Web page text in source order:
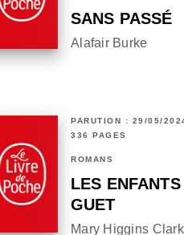
SANS PASSÉ
Alafair Burke
PARUTION : 29/05/
336 PAGES
ROMANS
LES
GUET
Mary Higgins Clark